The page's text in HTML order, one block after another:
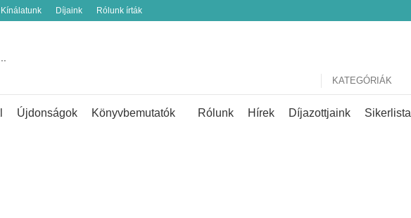
Kínálatunk Díjaink Rólunk írták
KATEGÓRIÁK
Újdonságok Könyvbemutatók Rólunk Hírek Díjazottjaink Sikerlista